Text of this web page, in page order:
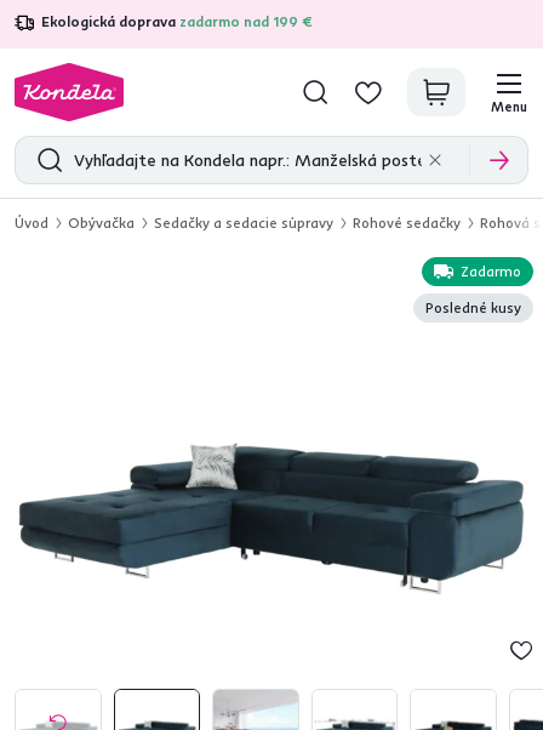
Ekologická doprava zadarmo nad 199 €
4,7 31 375overených produktových recenzií
Menu
Úvod Obývačka Sedačky a sedacie súpravy Rohové sedačky Rohová
Zadarmo
Posledné kusy